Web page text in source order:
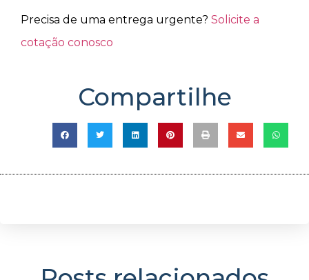
Precisa de uma entrega urgente? Solicite a
cotação conosco
Compartilhe